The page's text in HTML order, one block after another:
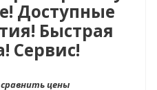
Доступные
Быстрая
Сервис!
цены